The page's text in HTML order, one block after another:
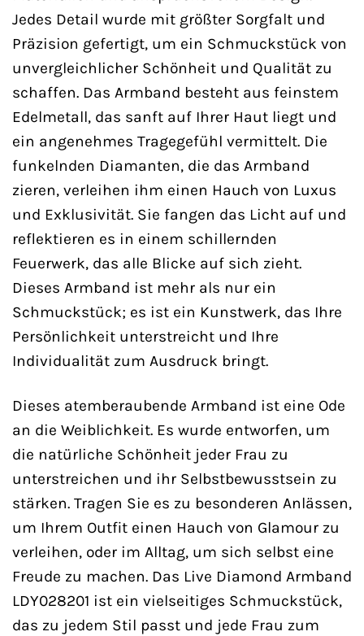
Jedes Detail wurde mit größter Sorgfalt und
Präzision gefertigt, um ein Schmuckstück von
unvergleichlicher Schönheit und Qualität zu
schaffen. Das Armband besteht aus feinstem
Edelmetall, das sanft auf Ihrer Haut liegt und
ein angenehmes Tragegefühl vermittelt. Die
funkelnden Diamanten, die das Armband
zieren, verleihen ihm einen Hauch von Luxus
und Exklusivität. Sie fangen das Licht auf und
reflektieren es in einem schillernden
Feuerwerk, das alle Blicke auf sich zieht.
Dieses Armband ist mehr als nur ein
Schmuckstück; es ist ein Kunstwerk, das Ihre
Persönlichkeit unterstreicht und Ihre
Individualität zum Ausdruck bringt.
Dieses atemberaubende Armband ist eine Ode
an die Weiblichkeit. Es wurde entworfen, um
die natürliche Schönheit jeder Frau zu
unterstreichen und ihr Selbstbewusstsein zu
stärken. Tragen Sie es zu besonderen Anlässen,
um Ihrem Outfit einen Hauch von Glamour zu
verleihen, oder im Alltag, um sich selbst eine
Freude zu machen. Das Live Diamond Armband
LDY028201 ist ein vielseitiges Schmuckstück,
das zu jedem Stil passt und jede Frau zum